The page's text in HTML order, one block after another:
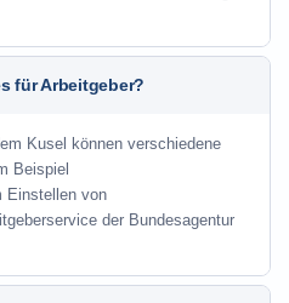
für Arbeitgeber?
Kusel können verschiedene
Beispiel
Einstellen von
der Bundesagentur